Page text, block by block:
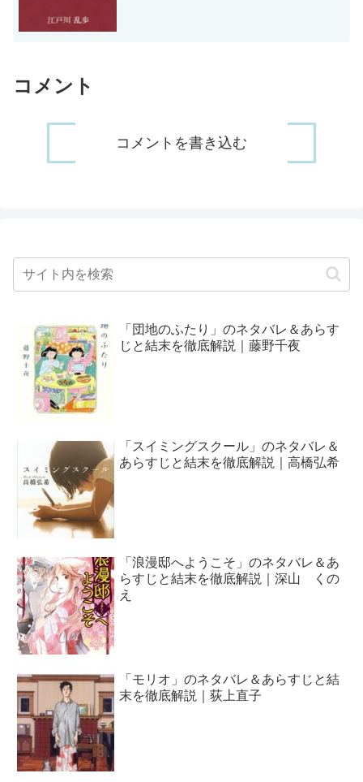
コメント
コメントを書き込む
「団地のふたり」のネタバレ＆あらす
じと結末を徹底解説｜藤野千夜
「スイミングスクール」のネタバレ＆
あらすじと結末を徹底解説｜高橋弘希
「浪漫邸へようこそ」のネタバレ＆あ
らすじと結末を徹底解説｜深山 くの
え
「モリオ」のネタバレ＆あらすじと結
末を徹底解説｜荻上直子